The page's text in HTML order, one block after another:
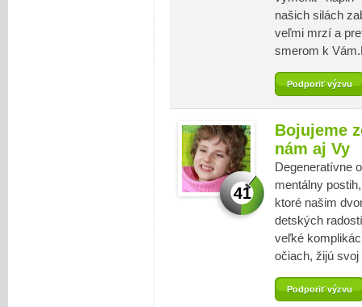
našich silách
veľmi mrzí a
smerom k
Podporiť výzvu
41
Bojujeme
nám aj Vy
Degeneratívne
mentálny
ktoré našim
detských
veľké
očiach, žijú
Podporiť výzvu